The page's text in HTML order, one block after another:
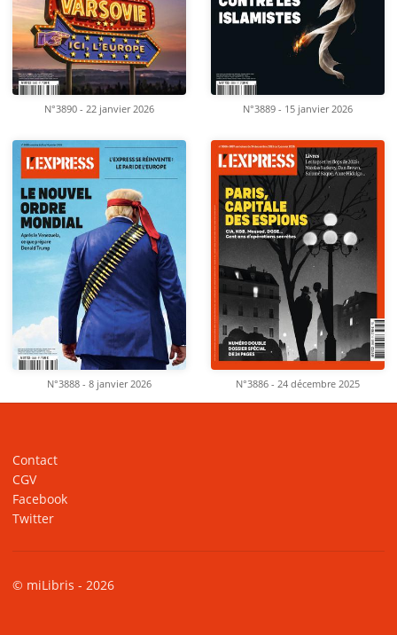
N°3890 - 22 janvier 2026 N°3889 - 15 janvier 2026
N°3888 - 8 janvier 2026 N°3886 - 24 décembre 2025
Contact
CGV
Facebook
Twitter
© miLibris - 2026